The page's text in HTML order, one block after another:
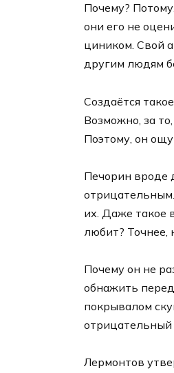
Почему?
они его не
циником. Свой
другим людям
Создаётся
Возможно, за
Поэтому, он
Печорин вроде
их. Даже такое
любит? Точнее,
Почему он не
обнажить
покрывалом
Лермонтов